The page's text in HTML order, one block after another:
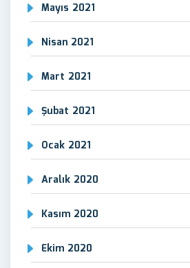
Mayıs 2021
Nisan 2021
Mart 2021
Şubat 2021
Ocak 2021
Aralık 2020
Kasım 2020
Ekim 2020